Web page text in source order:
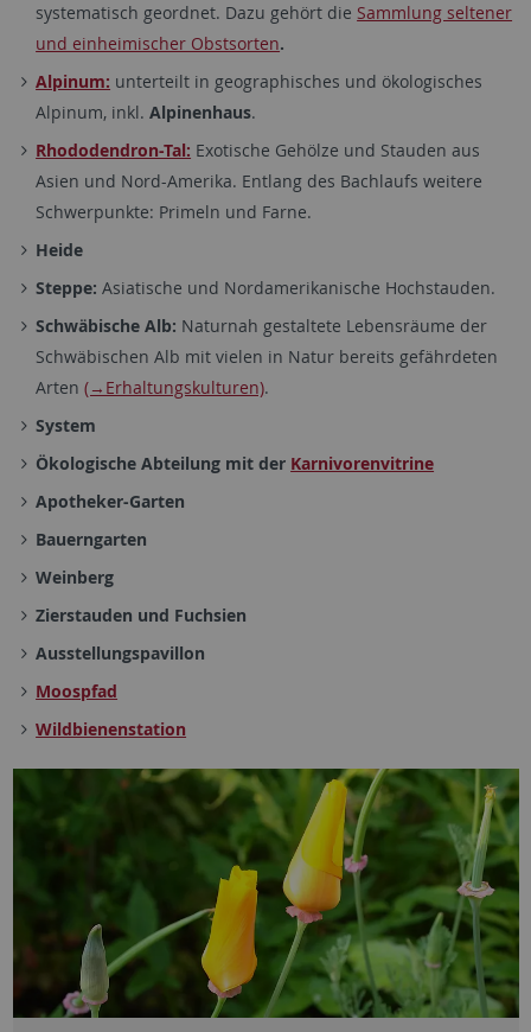
systematisch geordnet. Dazu gehört die Sammlung seltener
und einheimischer Obstsorten.
Alpinum: unterteilt in geographisches und ökologisches
Alpinum, inkl.Alpinenhaus.
Rhododendron-Tal: Exotische Gehölze und Stauden aus
Asien und Nord-Amerika. Entlang des Bachlaufs weitere
Schwerpunkte: Primeln und Farne.
Heide
Steppe:Asiatische und Nordamerikanische Hochstauden.
Schwäbische Alb: Naturnah gestaltete Lebensräume der
Schwäbischen Alb mit vielen in Natur bereits gefährdeten
Arten(→Erhaltungskulturen).
System
Ökologische Abteilung mit der Karnivorenvitrine
Apotheker-Garten
Bauerngarten
Weinberg
Zierstauden und Fuchsien
Ausstellungspavillon
Moospfad
Wildbienenstation